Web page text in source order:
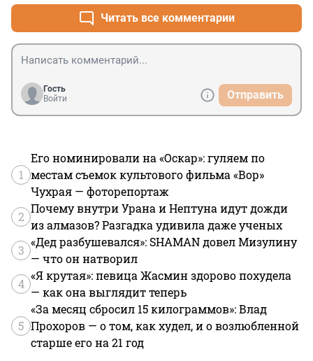
Читать все комментарии
Гость
Войти
Отправить
1
Его номинировали на «Оскар»: гуляем по
местам съемок культового фильма «Вор»
Чухрая — фоторепортаж
2
Почему внутри Урана и Нептуна идут дожди
из алмазов? Разгадка удивила даже ученых
3
«Дед разбушевался»: SHAMAN довел Мизулину
— что он натворил
4
«Я крутая»: певица Жасмин здорово похудела
— как она выглядит теперь
5
«За месяц сбросил 15 килограммов»: Влад
Прохоров — о том, как худел, и о возлюбленной
старше его на 21 год